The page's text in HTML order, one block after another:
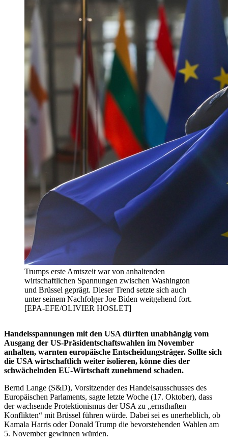
Trumps erste Amtszeit war von anhaltenden
wirtschaftlichen Spannungen zwischen Washington
und Brüssel geprägt. Dieser Trend setzte sich auch
unter seinem Nachfolger Joe Biden weitgehend fort.
[EPA-EFE/OLIVIER HOSLET]
Handelsspannungen mit den USA dürften unabhängig vom
Ausgang der US-Präsidentschaftswahlen im November
anhalten, warnten europäische Entscheidungsträger. Sollte sich
die USA wirtschaftlich weiter isolieren, könne dies der
schwächelnden EU-Wirtschaft zunehmend schaden.
Bernd Lange (S&D), Vorsitzender des Handelsausschusses des
Europäischen Parlaments, sagte letzte Woche (17. Oktober), dass
der wachsende Protektionismus der USA zu „ernsthaften
Konflikten“ mit Brüssel führen würde. Dabei sei es unerheblich, ob
Kamala Harris oder Donald Trump die bevorstehenden Wahlen am
5. November gewinnen würden.